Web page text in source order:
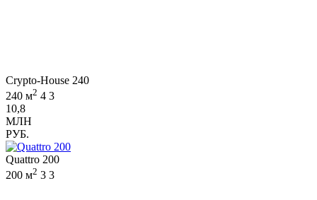
Crypto-House 240
240 м2 4 3
10,8
МЛН
РУБ.
Quattro 200
200 м2 3 3